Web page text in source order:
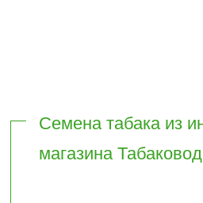
Семена табака из
магазина